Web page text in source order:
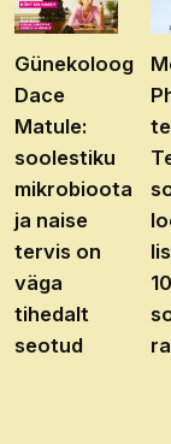
Günekoloog
Dace
Matule:
soolestiku
mikrobioota
ja naise
tervis on
väga
tihedalt
seotud